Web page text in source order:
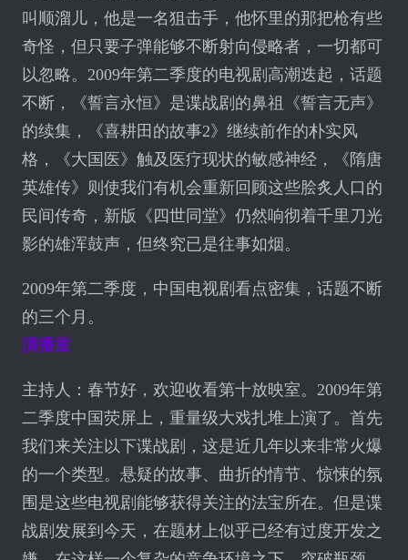
叫顺溜儿，他是一名狙击手，他怀里的那把枪有些
奇怪，但只要子弹能够不断射向侵略者，一切都可
以忽略。2009年第二季度的电视剧高潮迭起，话题
不断，《誓言永恒》是谍战剧的鼻祖《誓言无声》
的续集，《喜耕田的故事2》继续前作的朴实风
格，《大国医》触及医疗现状的敏感神经，《隋唐
英雄传》则使我们有机会重新回顾这些脍炙人口的
民间传奇，新版《四世同堂》仍然响彻着千里刀光
影的雄浑鼓声，但终究已是往事如烟。
2009年第二季度，中国电视剧看点密集，话题不断
的三个月。
演播室
主持人：春节好，欢迎收看第十放映室。2009年第
二季度中国荧屏上，重量级大戏扎堆上演了。首先
我们来关注以下谍战剧，这是近几年以来非常火爆
的一个类型。悬疑的故事、曲折的情节、惊悚的氛
围是这些电视剧能够获得关注的法宝所在。但是谍
战剧发展到今天，在题材上似乎已经有过度开发之